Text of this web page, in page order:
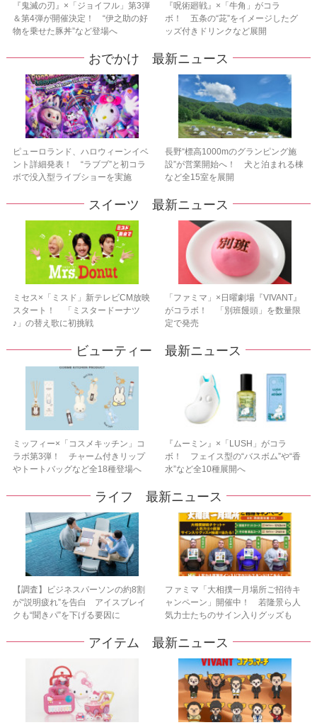
『鬼滅の刃』×「ジョイフル」第3弾
＆第4弾が開催決定！ “伊之助の好
物を乗せた豚丼”など登場へ
『呪術廻戦』×「牛角」がコラ
ボ！ 五条の“茈”をイメージしたグ
ッズ付きドリンクなど展開
おでかけ 最新ニュース
ピューロランド、ハロウィーンイベ
ント詳細発表！ “ラブブ”と初コラ
ボで没入型ライブショーを実施
長野“標高1000mのグランピング施
設”が営業開始へ！ 犬と泊まれる棟
など全15室を展開
スイーツ 最新ニュース
ミセス×「ミスド」新テレビCM放映
スタート！ 「ミスタードーナツ
♪」の替え歌に初挑戦
「ファミマ」×日曜劇場『VIVANT』
がコラボ！ 「別班饅頭」を数量限
定で発売
ビューティー 最新ニュース
ミッフィー×「コスメキッチン」コ
ラボ第3弾！ チャーム付きリップ
やトートバッグなど全18種登場へ
『ムーミン』×「LUSH」がコラ
ボ！ フェイス型の“バスボム”や“香
水”など全10種展開へ
ライフ 最新ニュース
【調査】ビジネスパーソンの約8割
が“説明疲れ”を告白 アイスブレイ
クも“聞きパ”を下げる要因に
ファミマ「大相撲一月場所ご招待キ
ャンペーン」開催中！ 若隆景ら人
気力士たちのサイン入りグッズも
アイテム 最新ニュース